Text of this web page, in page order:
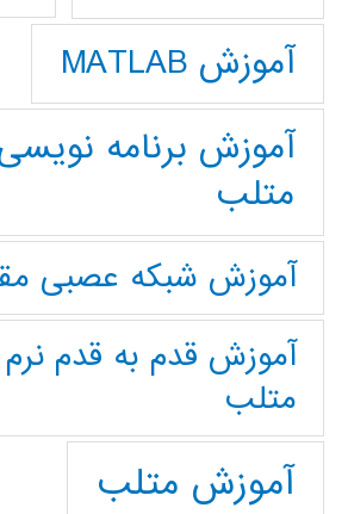
آموزش MATLAB
آموزش برنامه
متلب
آموزش شبکه عصبی
آموزش قدم به قدم نرم
متلب
آموزش متلب